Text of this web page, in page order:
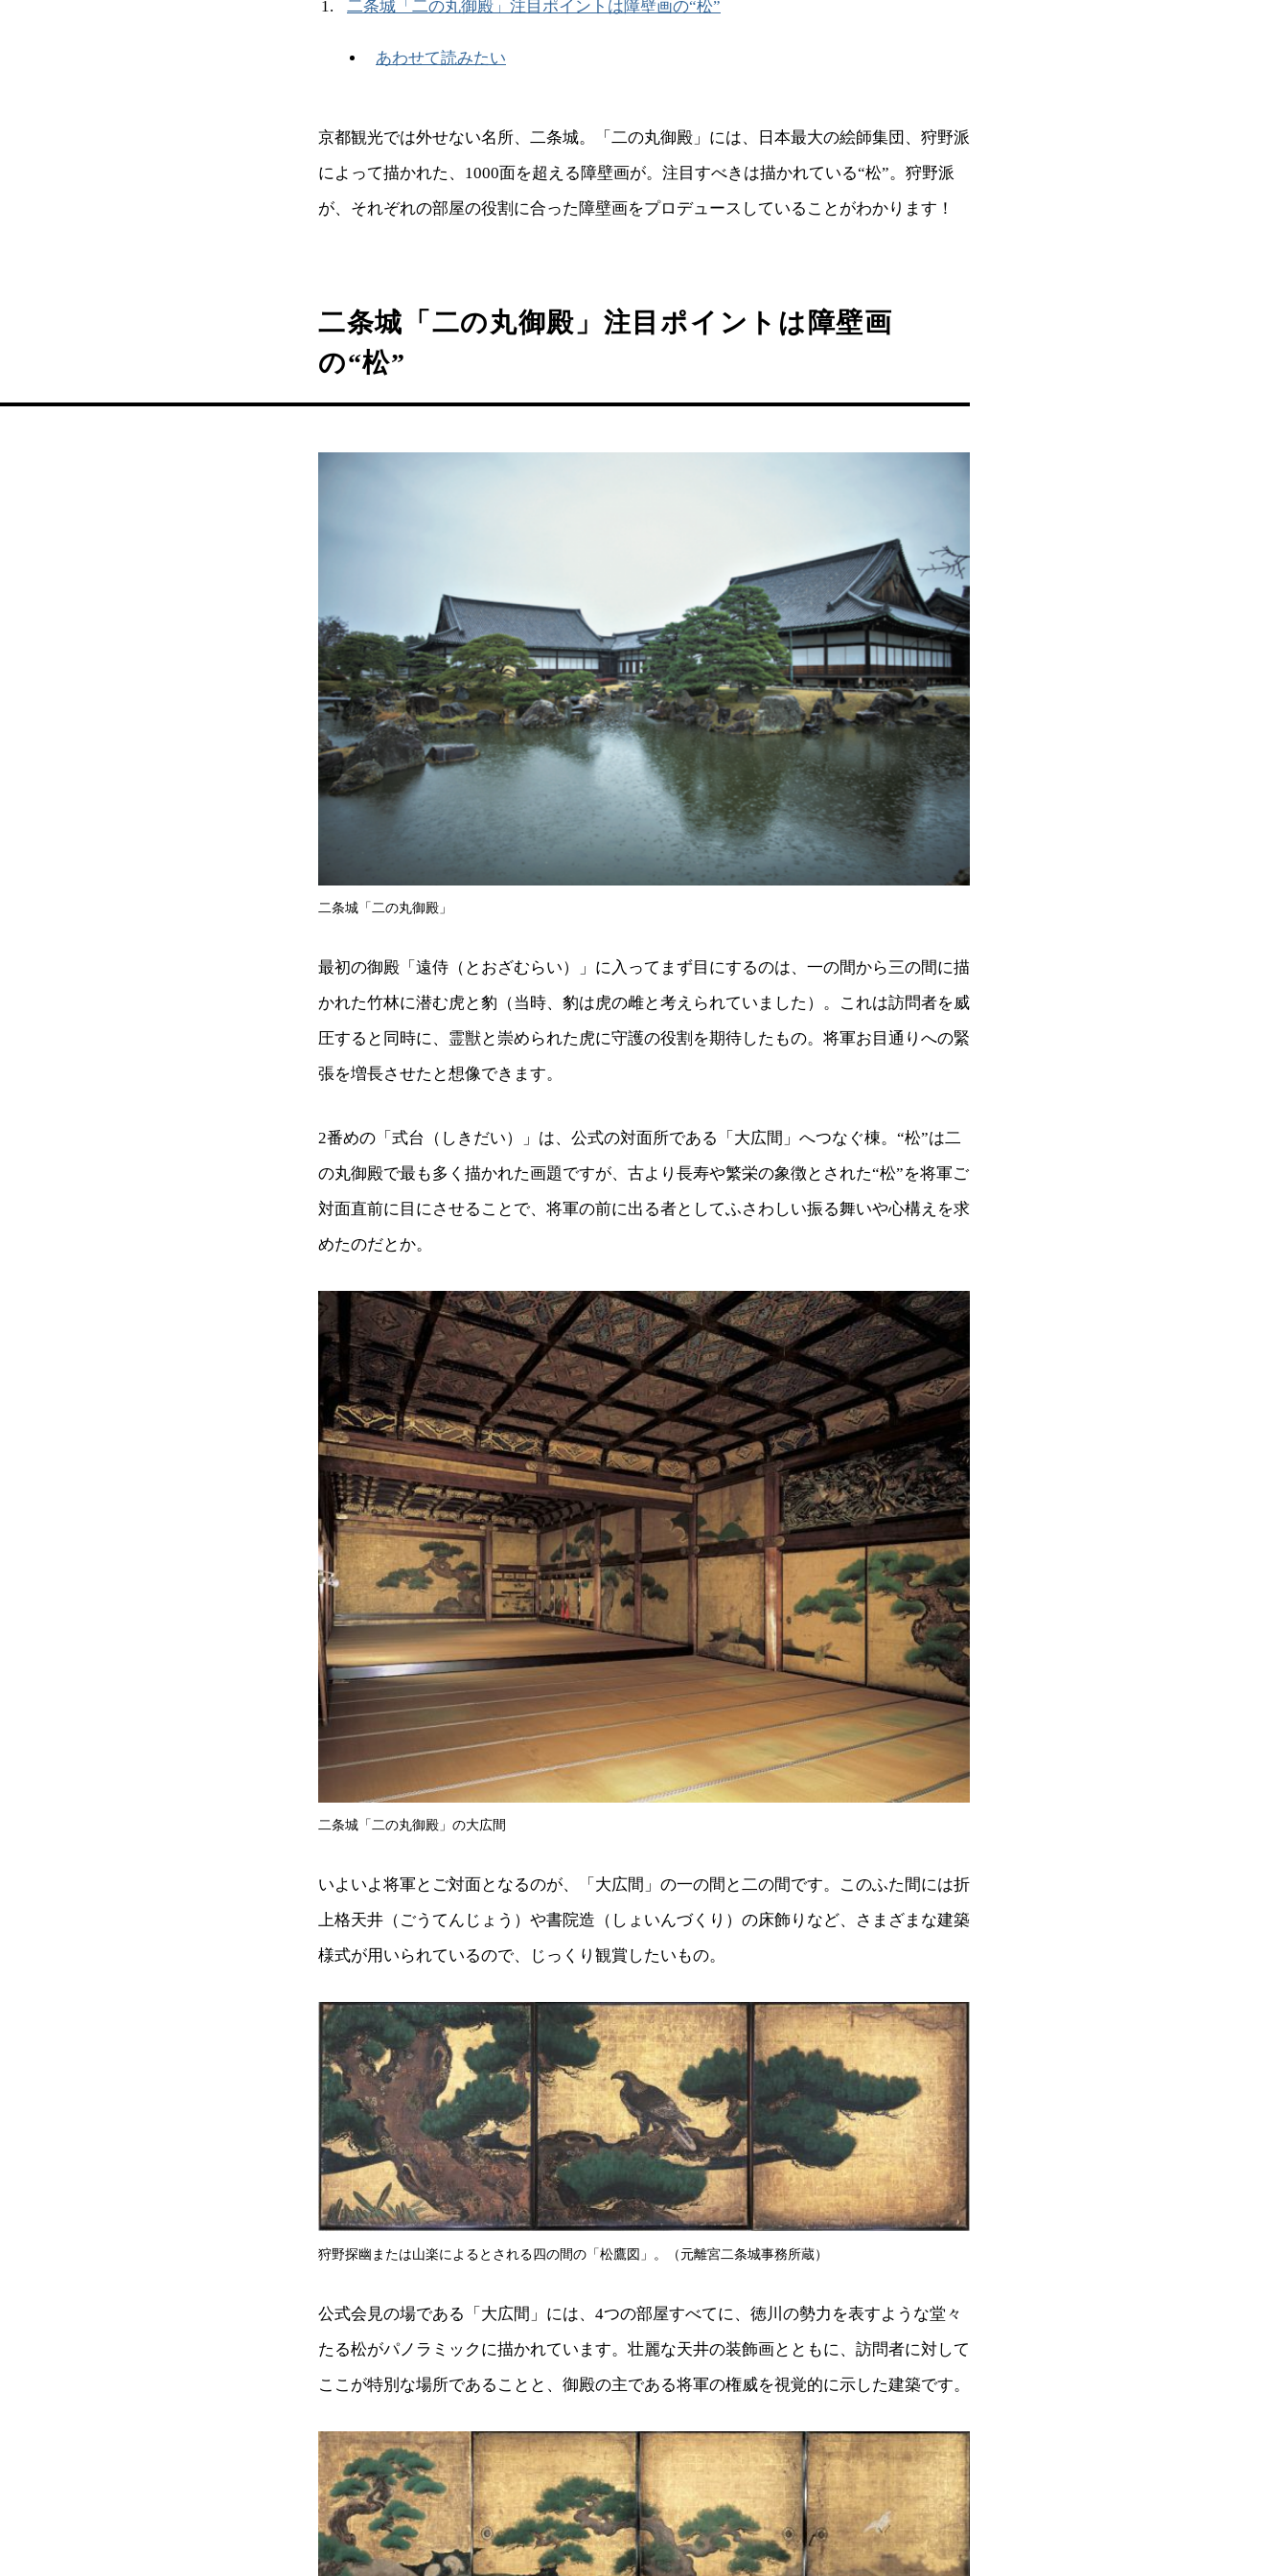
二条城「二の丸御殿」注目ポイントは障壁画の“松”
あわせて読みたい
京都観光では外せない名所、二条城。「二の丸御殿」には、日本最大の絵師集団、狩野派
によって描かれた、1000面を超える障壁画が。注目すべきは描かれている“松”。狩野派
が、それぞれの部屋の役割に合った障壁画をプロデュースしていることがわかります！
二条城「二の丸御殿」注目ポイントは障壁画
の“松”
二条城「二の丸御殿」
最初の御殿「遠侍（とおざむらい）」に入ってまず目にするのは、一の間から三の間に描
かれた竹林に潜む虎と豹（当時、豹は虎の雌と考えられていました）。これは訪問者を威
圧すると同時に、霊獣と崇められた虎に守護の役割を期待したもの。将軍お目通りへの緊
張を増長させたと想像できます。
2番めの「式台（しきだい）」は、公式の対面所である「大広間」へつなぐ棟。“松”は二
の丸御殿で最も多く描かれた画題ですが、古より長寿や繁栄の象徴とされた“松”を将軍ご
対面直前に目にさせることで、将軍の前に出る者としてふさわしい振る舞いや心構えを求
めたのだとか。
二条城「二の丸御殿」の大広間
いよいよ将軍とご対面となるのが、「大広間」の一の間と二の間です。このふた間には折
上格天井（ごうてんじょう）や書院造（しょいんづくり）の床飾りなど、さまざまな建築
様式が用いられているので、じっくり観賞したいもの。
狩野探幽または山楽によるとされる四の間の「松鷹図」。（元離宮二条城事務所蔵）
公式会見の場である「大広間」には、4つの部屋すべてに、徳川の勢力を表すような堂々
たる松がパノラミックに描かれています。壮麗な天井の装飾画とともに、訪問者に対して
ここが特別な場所であることと、御殿の主である将軍の権威を視覚的に示した建築です。